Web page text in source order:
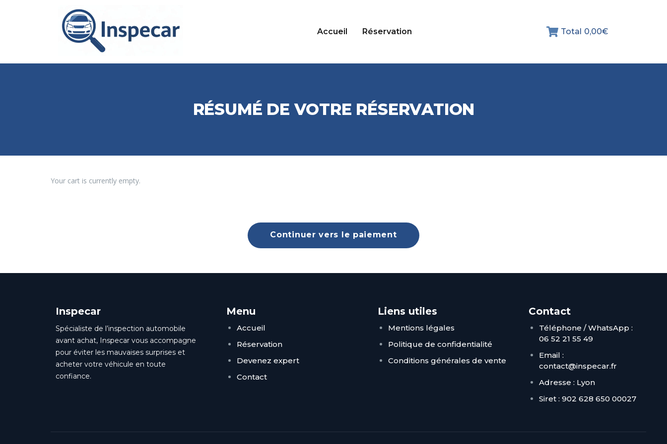
Accueil Réservation Total 0,00€
RÉSUMÉ DE VOTRE RÉSERVATION
Your cart is currently empty.
Continuer vers le paiement
Inspecar
Spécialiste de l’inspection automobile
avant achat, Inspecar vous accompagne
pour éviter les mauvaises surprises et
acheter votre véhicule en toute
confiance.
Menu
Accueil
Réservation
Devenez expert
Contact
Liens utiles
Mentions légales
Politique de confidentialité
Conditions générales de vente
Contact
Téléphone / WhatsApp :
06 52 21 55 49
Email :
contact@inspecar.fr
Adresse : Lyon
Siret : 902 628 650 00027